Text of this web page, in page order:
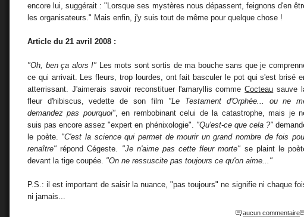
encore lui, suggérait : "Lorsque ses mystères nous dépassent, feignons d'en
les organisateurs." Mais enfin, j'y suis tout de même pour quelque chose !
Article du 21 avril 2008 :
"Oh, ben ça alors !" Les mots sont sortis de ma bouche sans que je
ce qui arrivait. Les fleurs, trop lourdes, ont fait basculer le pot qui s'est brisé
atterrissant. J'aimerais savoir reconstituer l'amaryllis commeCocteau sauve
fleur d'hibiscus, vedette de son film "Le Testament d'Orphée... ou ne
demandez pas pourquoi", en rembobinant celui de la catastrophe, mais je
suis pas encore assez "expert en phénixologie". "Qu'est-ce que cela ?"
le poète. "C'est la science qui permet de mourir un grand nombre de fois
renaître" répond Cégeste. "Je n'aime pas cette fleur morte" se plaint le
devant la tige coupée. "On ne ressuscite pas toujours ce qu'on aime..."
P.S.: il est important de saisir la nuance, "pas toujours" ne signifie ni chaque
ni jamais...
aucun commentaire